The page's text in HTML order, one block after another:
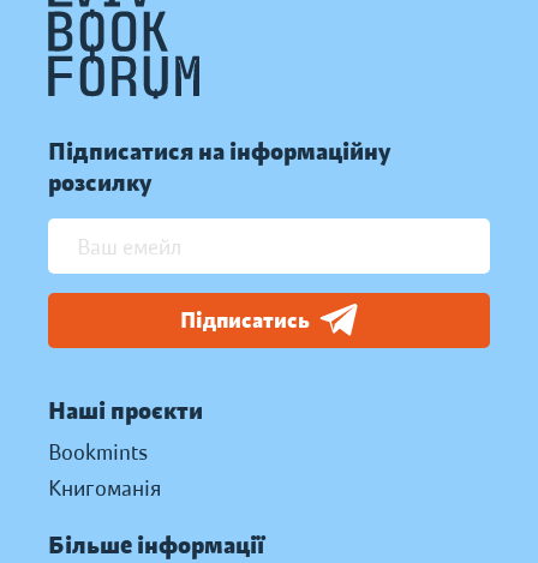
Підписатися на інформаційну
розсилку
Підписатись
Наші проєкти
Bookmints
Книгоманія
Більше інформації